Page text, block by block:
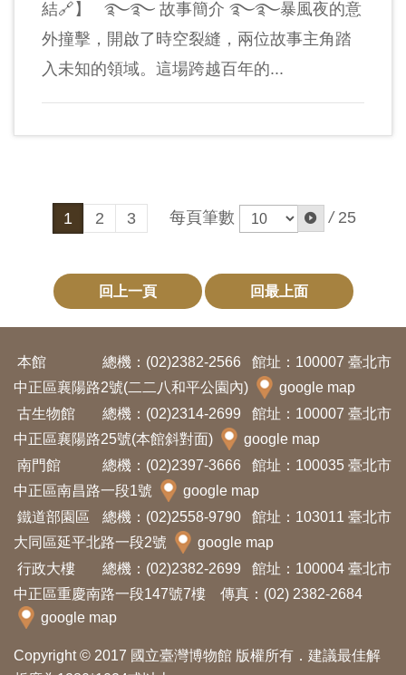
結🔗】 ࿐࿐ 故事簡介 ࿐࿐暴風夜的意
外撞擊，開啟了時空裂縫，兩位故事主角踏
入未知的領域。這場跨越百年的...
1 2 3 每頁筆數 / 25
回上一頁 回最上面
本館 總機：(02)2382-2566
館址：100007 臺北市
中正區襄陽路2號(二二八和平公園內)
google map
古生物館
總機：(02)2314-2699
館址：100007 臺北市
中正區襄陽路25號(本館斜對面)
google map
南門館
總機：(02)2397-3666
館址：100035 臺北市
中正區南昌路一段1號
google map
鐵道部園區
總機：(02)2558-9790
館址：103011 臺北市
大同區延平北路一段2號
google map
行政大樓
總機：(02)2382-2699
館址：100004 臺北市
中正區重慶南路一段147號7樓 傳真：(02) 2382-2684
google map
Copyright © 2017 國立臺灣博物館 版權所有．建議最佳解